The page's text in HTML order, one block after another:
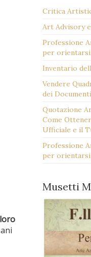
Critica
Art Advisory
Professione
per orientarsi
Inventario
Vendere
dei
Quotazione
Come
Ufficiale e il
Professione
per orientarsi
Musetti